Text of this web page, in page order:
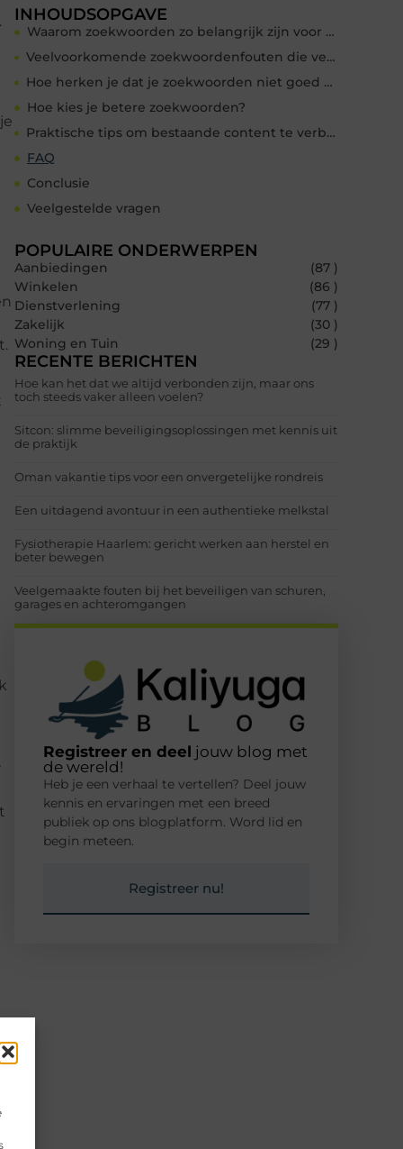
INHOUDSOPGAVE
Waarom zoekwoorden zo belangrijk zijn voor SEO
Veelvoorkomende zoekwoordenfouten die verkeer kosten
Hoe herken je dat je zoekwoorden niet goed werken?
Hoe kies je betere zoekwoorden?
Praktische tips om bestaande content te verbeteren
FAQ
Conclusie
Veelgestelde vragen
POPULAIRE ONDERWERPEN
Aanbiedingen
(87 )
Winkelen
(86 )
Dienstverlening
(77 )
Zakelijk
(30 )
Woning en Tuin
(29 )
RECENTE BERICHTEN
Hoe kan het dat we altijd verbonden zijn, maar ons
toch steeds vaker alleen voelen?
Sitcon: slimme beveiligingsoplossingen met kennis uit
de praktijk
Oman vakantie tips voor een onvergetelijke rondreis
Een uitdagend avontuur in een authentieke melkstal
Fysiotherapie Haarlem: gericht werken aan herstel en
beter bewegen
Veelgemaakte fouten bij het beveiligen van schuren,
garages en achteromgangen
Registreer en deel jouw blog met
de wereld!
Heb je een verhaal te vertellen? Deel jouw
kennis en ervaringen met een breed
publiek op ons blogplatform. Word lid en
begin meteen.
Registreer nu!